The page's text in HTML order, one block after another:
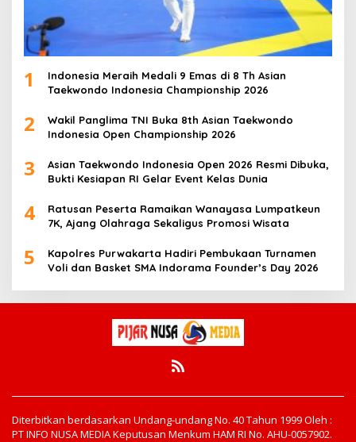
1
Indonesia Meraih Medali 9 Emas di 8 Th Asian
Taekwondo Indonesia Championship 2026
2
Wakil Panglima TNI Buka 8th Asian Taekwondo
Indonesia Open Championship 2026
3
Asian Taekwondo Indonesia Open 2026 Resmi Dibuka,
Bukti Kesiapan RI Gelar Event Kelas Dunia
4
Ratusan Peserta Ramaikan Wanayasa Lumpatkeun
7K, Ajang Olahraga Sekaligus Promosi Wisata
5
Kapolres Purwakarta Hadiri Pembukaan Turnamen
Voli dan Basket SMA Indorama Founder’s Day 2026
Diterbitkan berdasarkan Undang-undang No. 40 Tahun 1999 Oleh :
PT INFO NUSA MEDIA Keputusan Menkum HAM RI No. AHU-0057902.